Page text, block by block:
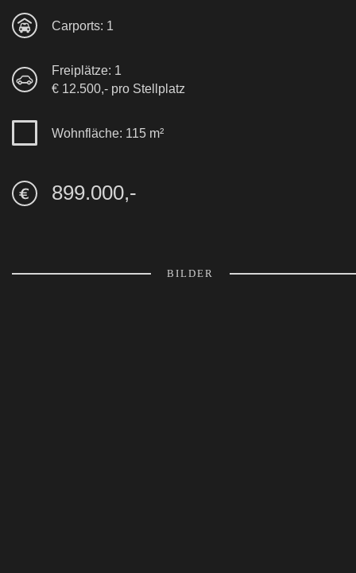
Carports: 1
Freiplätze: 1
€ 12.500,- pro Stellplatz
Wohnfläche: 115 m²
899.000,-
BILDER